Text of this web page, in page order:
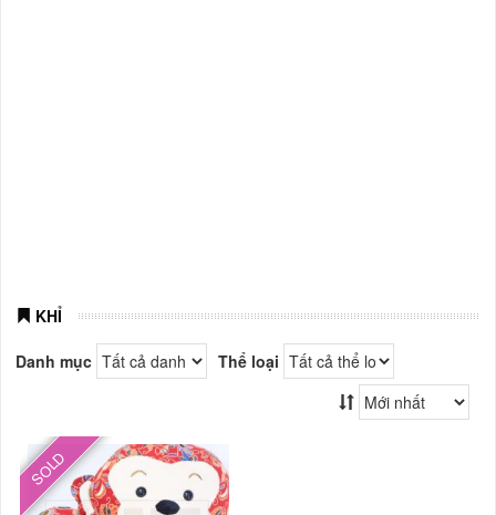
KHỈ
Danh mục Thể loại
SOLD